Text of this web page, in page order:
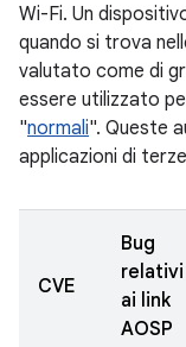
Wi-Fi. Un
quando si trova
valutato come di
essere utilizzato
"normali". Queste
applicazioni di
CVE
Bug
relativi
ai link
AOSP